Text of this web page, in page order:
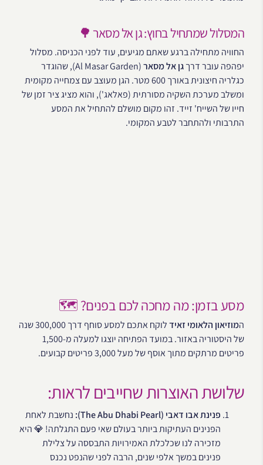
המסלול שמתחיל בחוץ: גן אל מסאר 🌳
החוויה מתחילה ברגע שאתם מגיעים, עוד לפני הכניסה. מסלול
יפהפה עובר דרךגן אל מסאר
(Al Masar Garden), שהוגדר
כגלריה חיצונית באורך 600 מטר. הגן מעוצב עם צמחייה מקומית
ומשלב מערכת השקיה מסורתית (פאלאג'), והוא מציג ציר זמן של
חייו של השייח' זייד. זהו מקום מושלם להתחיל את המסע
התרבותי ולהתחבר לטבע המקומי.
מסע בזמן: מה מחכה לכם בפנים? 🗺️
המוזיאון הלאומי זאיד
לוקח אתכם למסע סוחף דרך 300,000 שנה
של היסטוריה באזור. במועד הפתיחה יוצגו למעלה מ-1,500
פריטים מרתקים מתוך אוסף של מעל 3,000 פריטים קבועים.
שלושת האוצרות שחייבים לראות:
פנינת אבו דאבי (The Abu Dhabi Pearl):
נחשבת לאחת
הפנינים העתיקות ביותר בעולם שאי פעם התגלתה! 💎 היא
מזכירה לנו שכלכלת האמירויות התבססה על צלילת
פנינים במשך אלפי שנים, הרבה לפני שהנפט נכנס